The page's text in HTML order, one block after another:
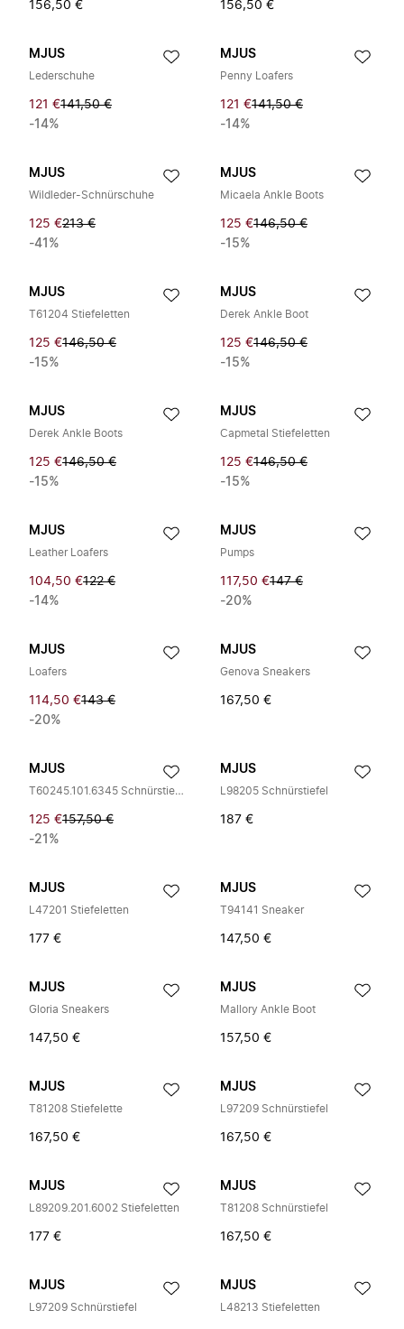
156,50 € 156,50 €
MJUS
Lederschuhe
121 €141,50 €
-14%
MJUS
Penny Loafers
121 €141,50 €
-14%
MJUS
Wildleder-Schnürschuhe
125 €213 €
-41%
MJUS
Micaela Ankle Boots
125 €146,50 €
-15%
MJUS
T61204 Stiefeletten
125 €146,50 €
-15%
MJUS
Derek Ankle Boot
125 €146,50 €
-15%
MJUS
Derek Ankle Boots
125 €146,50 €
-15%
MJUS
Capmetal Stiefeletten
125 €146,50 €
-15%
MJUS
Leather Loafers
104,50 €122 €
-14%
MJUS
Pumps
117,50 €147 €
-20%
MJUS
Loafers
114,50 €143 €
-20%
MJUS
Genova Sneakers
167,50 €
MJUS
T60245.101.6345 Schnürstiefel
125 €157,50 €
-21%
MJUS
L98205 Schnürstiefel
187 €
MJUS
L47201 Stiefeletten
177 €
MJUS
T94141 Sneaker
147,50 €
MJUS
Gloria Sneakers
147,50 €
MJUS
Mallory Ankle Boot
157,50 €
MJUS
T81208 Stiefelette
167,50 €
MJUS
L97209 Schnürstiefel
167,50 €
MJUS
L89209.201.6002 Stiefeletten
177 €
MJUS
T81208 Schnürstiefel
167,50 €
MJUS
L97209 Schnürstiefel
MJUS
L48213 Stiefeletten